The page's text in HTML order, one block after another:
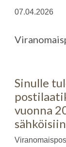
07.04.2026
Sinulle
vuonna